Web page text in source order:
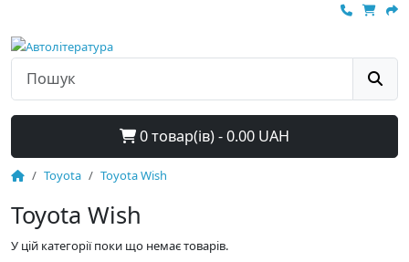
0 товар(ів) - 0.00 UAH
Toyota Toyota Wish
Toyota Wish
У цій категорії поки що немає товарів.